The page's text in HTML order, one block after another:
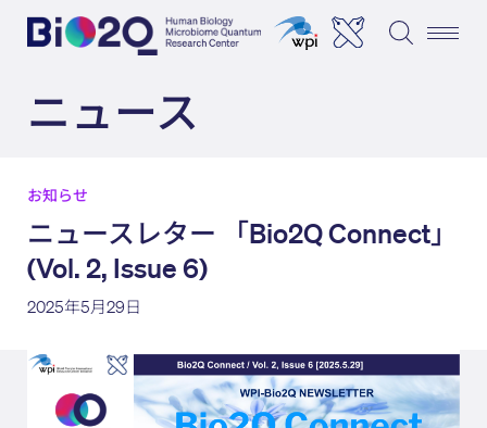
ニュース
お知らせ
ニュースレター 「Bio2Q Connect」
(Vol. 2, Issue 6)
2025年5月29日